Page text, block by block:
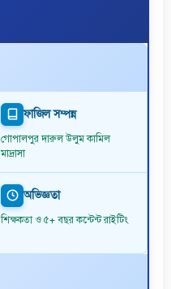
ফাজিল সম্পন্ন
গোপালপুর দারুল উলুম কামিল
মাদ্রাসা
অভিজ্ঞতা
শিক্ষকতা ও ৫+ বছর কন্টেন্ট রাইটিং